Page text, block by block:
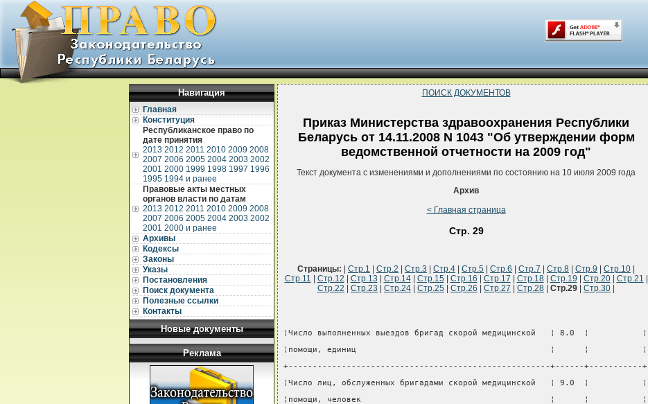
Навигация
Главная
Конституция
Республиканское право по
дате принятия
2013 2012 2011 2010 2009 2008
2007 2006 2005 2004 2003 2002
2001 2000 1999 1998 1997 1996
1995 1994 и ранее
Правовые акты местных
органов власти по датам
2013 2012 2011 2010 2009 2008
2007 2006 2005 2004 2003 2002
2001 2000 и ранее
Архивы
Кодексы
Законы
Указы
Постановления
Поиск документа
Полезные ссылки
Контакты
Новые документы
Реклама
ПОИСК ДОКУМЕНТОВ
Приказ Министерства здравоохранения Республики
Беларусь от 14.11.2008 N 1043 "Об утверждении форм
ведомственной отчетности на 2009 год"
Текст документа с изменениями и дополнениями по состоянию на 10 июля 2009 года
Архив
< Главная страница
Стр. 29
Страницы: Стр.1 Стр.2 Стр.3 Стр.4 Стр.5 Стр.6 Стр.7 Стр.8 Стр.9 Стр.10
Стр.11
Стр.12 Стр.13 Стр.14| Стр.15| Стр.16 Стр.17 Стр.18| Стр.19 Стр.20| Стр.21
Стр.22
Стр.23 Стр.24 Стр.25 Стр.26 Стр.27 Стр.28 Стр.29 Стр.30
¦Число выполненных выездов бригад скорой медицинской   ¦ 8.0  ¦           ¦
¦помощи, единиц                                        ¦      ¦           ¦
+------------------------------------------------------+------+-----------+
¦Число лиц, обслуженных бригадами скорой медицинской   ¦ 9.0  ¦           ¦
¦помощи, человек                                       ¦      ¦           ¦